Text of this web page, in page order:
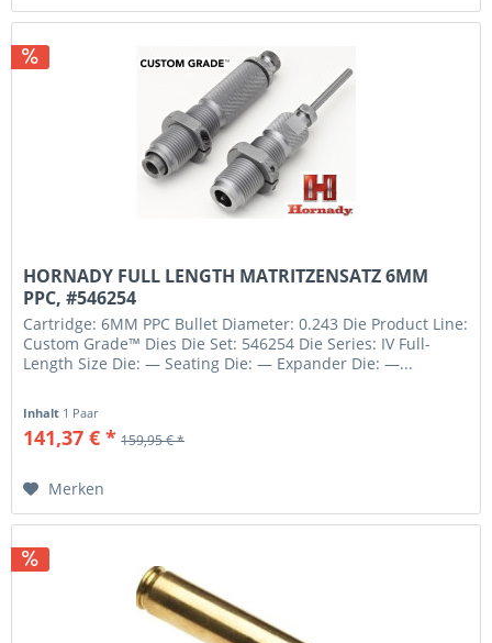
HORNADY FULL LENGTH MATRITZENSATZ 6MM
PPC, #546254
Cartridge: 6MM PPC Bullet Diameter: 0.243 Die Product Line:
Custom Grade™ Dies Die Set: 546254 Die Series: IV Full-
Length Size Die: — Seating Die: — Expander Die: —...
Inhalt 1 Paar
141,37 € * 159,95 € *
Merken